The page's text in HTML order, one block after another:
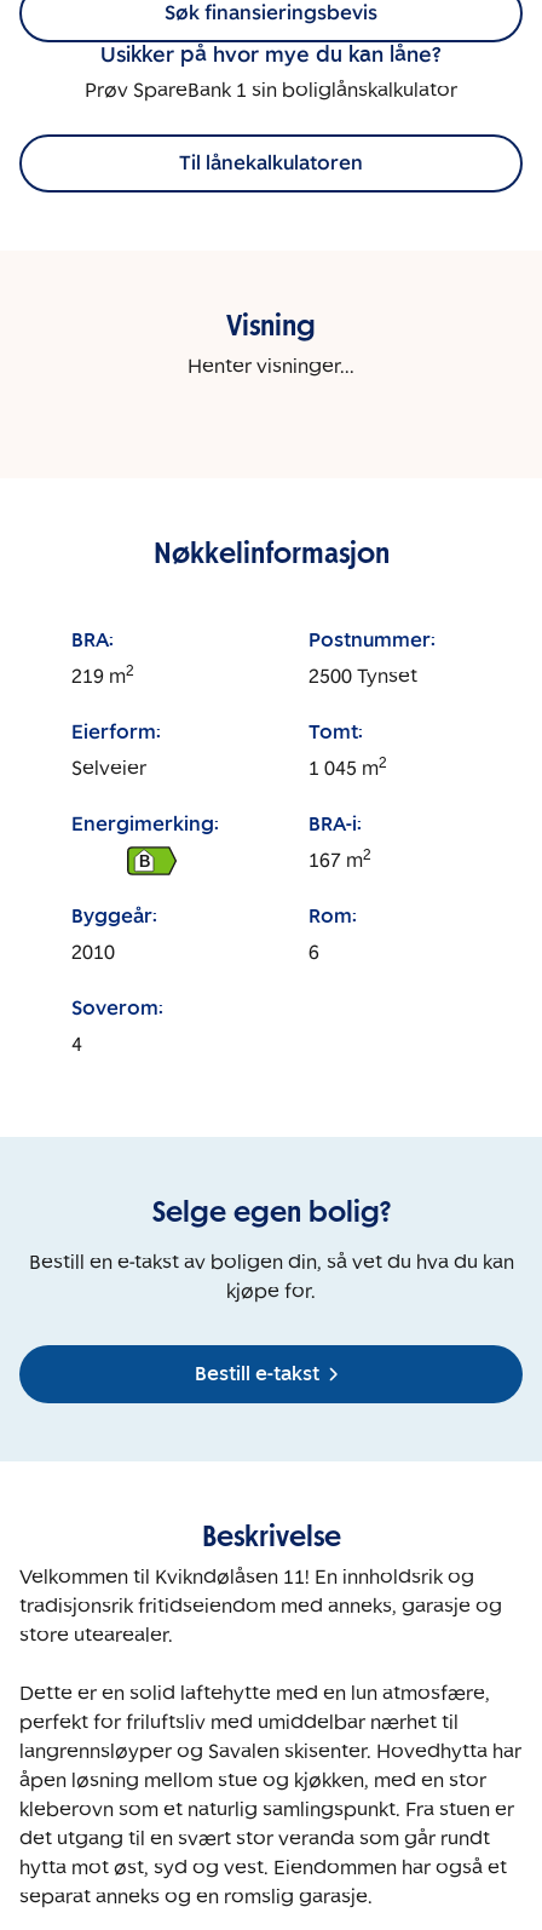
Søk finansieringsbevis
Usikker på hvor mye du kan låne?
Prøv SpareBank 1 sin boliglånskalkulator
Til lånekalkulatoren
Visning
Henter visninger...
Nøkkelinformasjon
BRA:
219 m2
Postnummer:
2500 Tynset
Eierform:
Selveier
Tomt:
1 045 m2
Energimerking:
B
BRA-i:
167 m2
Byggeår:
2010
Rom:
6
Soverom:
4
Selge egen bolig?
Bestill en e-takst av boligen din, så vet du hva du kan
kjøpe for.
Bestill e-takst
Beskrivelse
Velkommen til Kvikndølåsen 11! En innholdsrik og
tradisjonsrik fritidseiendom med anneks, garasje og
store utearealer.
Dette er en solid laftehytte med en lun atmosfære,
perfekt for friluftsliv med umiddelbar nærhet til
langrennsløyper og Savalen skisenter. Hovedhytta har
åpen løsning mellom stue og kjøkken, med en stor
kleberovn som et naturlig samlingspunkt. Fra stuen er
det utgang til en svært stor veranda som går rundt
hytta mot øst, syd og vest. Eiendommen har også et
separat anneks og en romslig garasje.